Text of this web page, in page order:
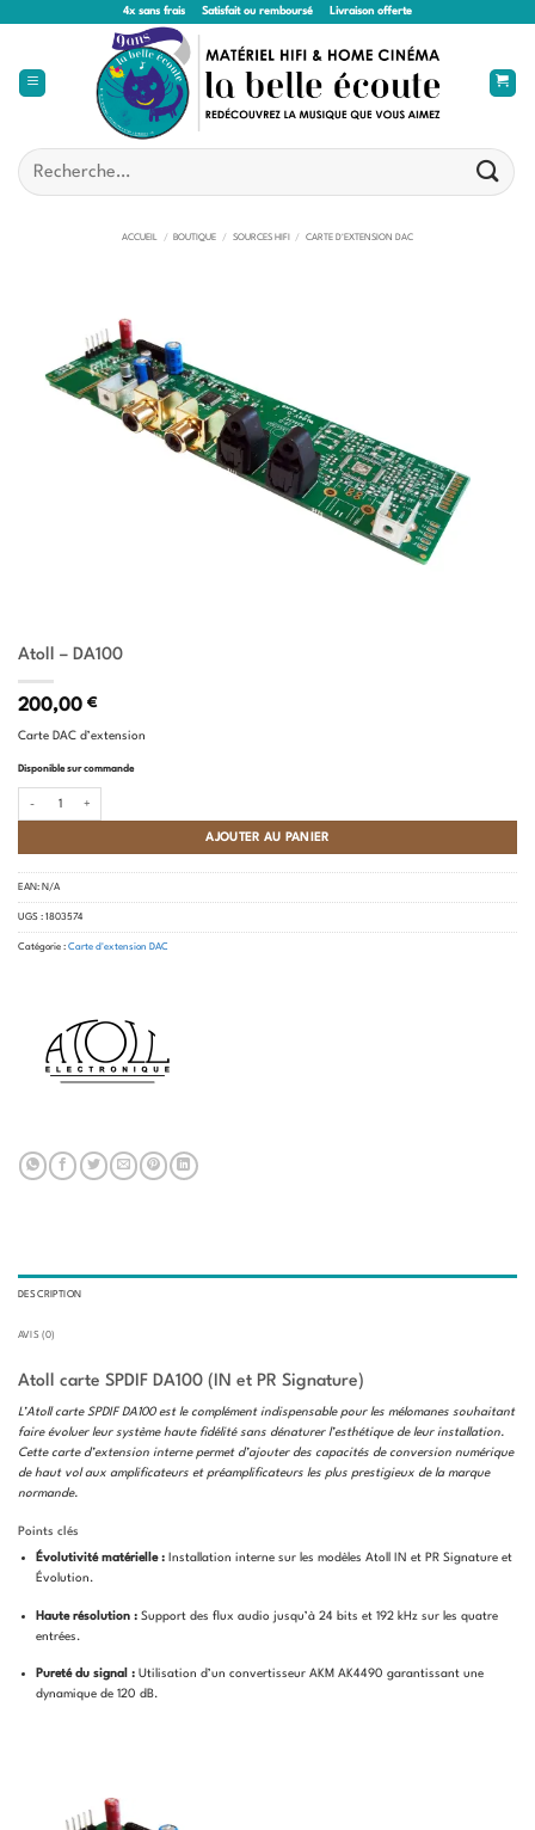
4x sans frais Satisfait ou remboursé Livraison offerte
Recherche
pour :
ACCUEIL / BOUTIQUE / SOURCES HIFI / CARTE D'EXTENSION DAC
Atoll – DA100
200,00 €
Carte DAC d’extension
Disponible sur commande
AJOUTER AU PANIER
EAN: N/A
UGS : 1803574
Catégorie : Carte d'extension DAC
DESCRIPTION
AVIS (0)
Atoll carte SPDIF DA100 (IN et PR Signature)
L’Atoll carte SPDIF DA100 est le complément indispensable pour les mélomanes souhaitant
faire évoluer leur système haute fidélité sans dénaturer l’esthétique de leur installation.
Cette carte d’extension interne permet d’ajouter des capacités de conversion numérique
de haut vol aux amplificateurs et préamplificateurs les plus prestigieux de la marque
normande.
Points clés
Évolutivité matérielle :Installation interne sur les modèles Atoll IN et PR Signature et
Évolution.
Haute résolution :Support des flux audio jusqu’à 24 bits et 192 kHz sur les quatre
entrées.
Pureté du signal :Utilisation d’un convertisseur AKM AK4490 garantissant une
dynamique de 120 dB.